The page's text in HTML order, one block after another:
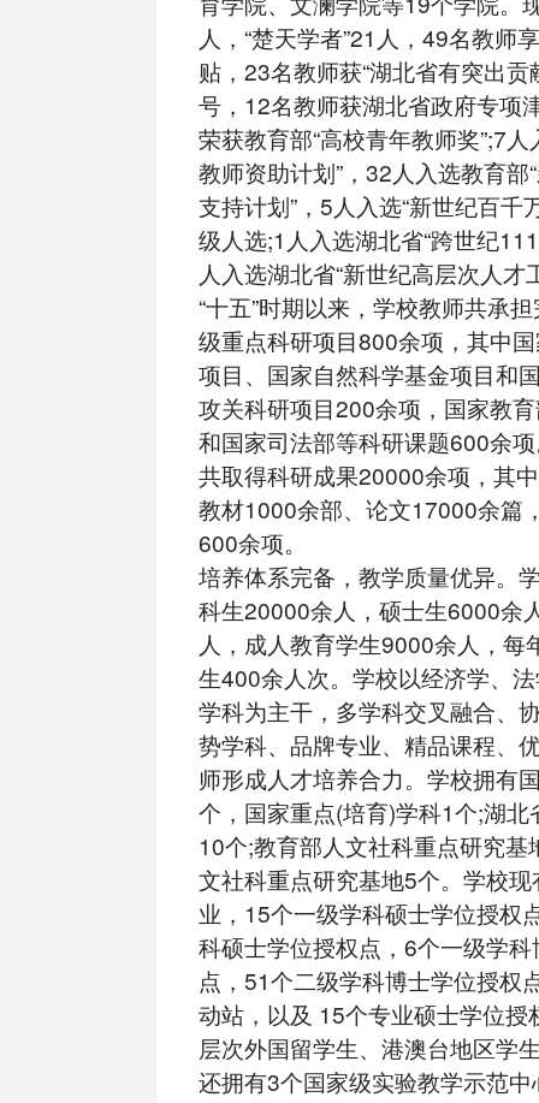
人，“楚天学者”21人，49名教师
贴，23名教师获“湖北省有突出贡
号，12名教师获湖北省政府专项
荣获教育部“高校青年教师奖”;7人
教师资助计划”，32人入选教育部
支持计划”，5人入选“新世纪百千
级人选;1人入选湖北省“跨世纪
人入选湖北省“新世纪高层次人才
“十五”时期以来，学校教师共承
级重点科研项目800余项，其中
项目、国家自然科学基金项目和
攻关科研项目200余项，国家教
和国家司法部等科研课题600余
共取得科研成果20000余项，其
教材1000余部、论文17000余篇
600余项。
培养体系完备，教学质量优异。
科生20000余人，硕士生6000余
人，成人教育学生9000余人，每
生400余人次。学校以经济学、
学科为主干，多学科交叉融合、
势学科、品牌专业、精品课程、
师形成人才培养合力。学校拥有
个，国家重点(培育)学科1个;湖北
10个;教育部人文社科重点研究基
文社科重点研究基地5个。学校
业，15个一级学科硕士学位授权
科硕士学位授权点，6个一级学
点，51个二级学科博士学位授权
动站，以及 15个专业硕士学位授
层次外国留学生、港澳台地区学
还拥有3个国家级实验教学示范